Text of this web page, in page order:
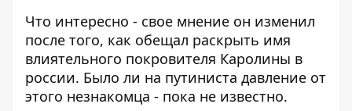
Что интересно - свое мнение он изменил
после того, как обещал раскрыть имя
влиятельного покровителя Каролины в
россии. Было ли на путиниста давление от
этого незнакомца - пока не известно.